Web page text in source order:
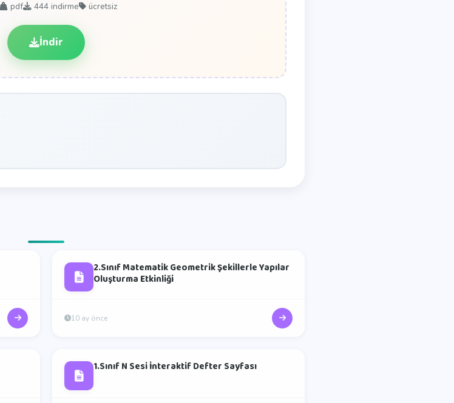
pdf 444indirme ücretsiz
İndir
2.Sınıf Matematik Geometrik Şekillerle Yapılar
Oluşturma Etkinliği
10 ay önce
1.Sınıf N Sesi İnteraktif Defter Sayfası